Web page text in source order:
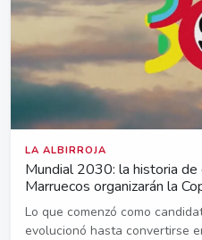
LA ALBIRROJA
Mundial 2030: la historia
Marruecos organizarán la
Lo que comenzó como
evolucionó hasta convertirse